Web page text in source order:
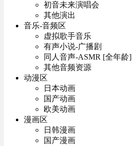
初音未来演唱会
其他演出
音乐-音频区
虚拟歌手音乐
有声小说-广播剧
同人音声-ASMR [全年龄]
其他音频资源
动漫区
日本动画
国产动画
欧美动画
漫画区
日韩漫画
国产漫画